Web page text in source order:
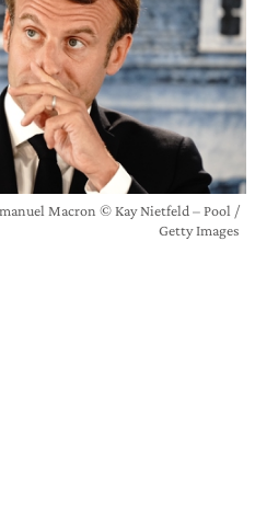
Macron © Kay Nietfeld – Pool /
Getty Images